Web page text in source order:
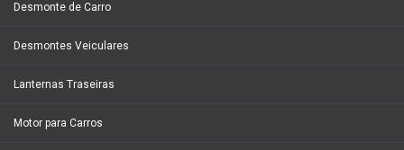
Desmonte de Carro
Desmontes Veiculares
Lanternas Traseiras
Motor para Carros